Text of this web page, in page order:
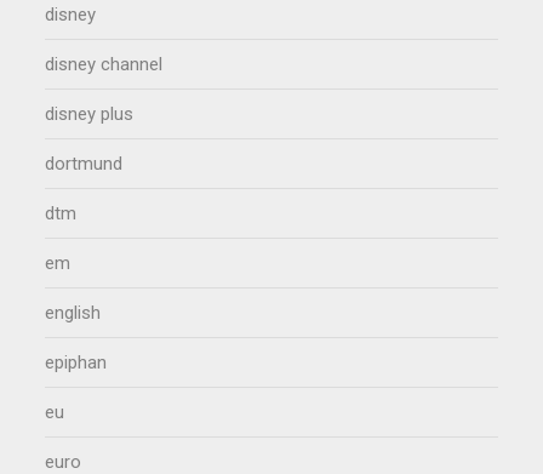
disney
disney channel
disney plus
dortmund
dtm
em
english
epiphan
eu
euro